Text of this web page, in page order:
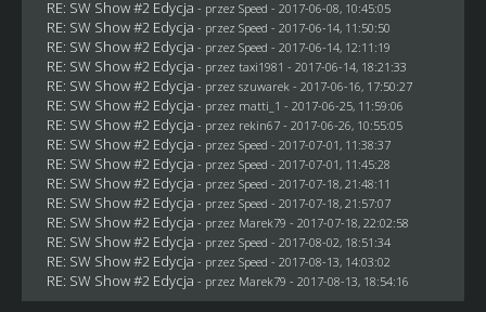
RE: SW Show #2 Edycja - przez Speed - 2017-06-08, 10:45:05
RE: SW Show #2 Edycja - przez Speed - 2017-06-14, 11:50:50
RE: SW Show #2 Edycja - przez Speed - 2017-06-14, 12:11:19
RE: SW Show #2 Edycja - przez taxi1981 - 2017-06-14, 18:21:33
RE: SW Show #2 Edycja - przez szuwarek - 2017-06-16, 17:50:27
RE: SW Show #2 Edycja - przez matti_1 - 2017-06-25, 11:59:06
RE: SW Show #2 Edycja - przez rekin67- 2017-06-26, 10:55:05
RE: SW Show #2 Edycja - przez Speed - 2017-07-01, 11:38:37
RE: SW Show #2 Edycja - przez Speed - 2017-07-01, 11:45:28
RE: SW Show #2 Edycja - przez Speed - 2017-07-18, 21:48:11
RE: SW Show #2 Edycja - przez Speed - 2017-07-18, 21:57:07
RE: SW Show #2 Edycja - przez Marek79 - 2017-07-18, 22:02:58
RE: SW Show #2 Edycja - przez Speed - 2017-08-02, 18:51:34
RE: SW Show #2 Edycja - przez Speed - 2017-08-13, 14:03:02
RE: SW Show #2 Edycja - przez Marek79 - 2017-08-13, 18:54:16